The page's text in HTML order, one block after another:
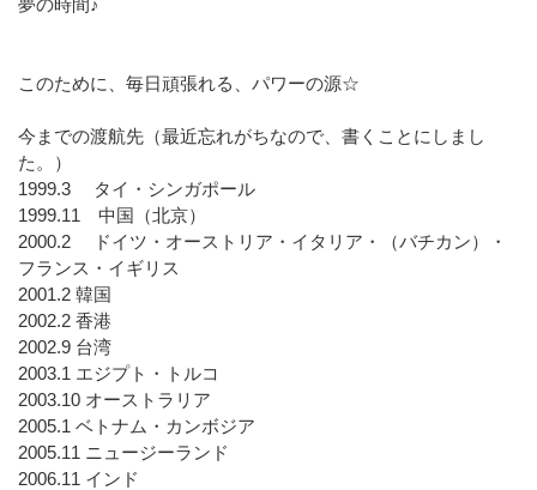
夢の時間♪
このために、毎日頑張れる、パワーの源☆
今までの渡航先（最近忘れがちなので、書くことにしまし
た。）
1999.3 タイ・シンガポール
1999.11 中国（北京）
2000.2 ドイツ・オーストリア・イタリア・（バチカン）・
フランス・イギリス
2001.2 韓国
2002.2 香港
2002.9 台湾
2003.1 エジプト・トルコ
2003.10 オーストラリア
2005.1 ベトナム・カンボジア
2005.11 ニュージーランド
2006.11 インド